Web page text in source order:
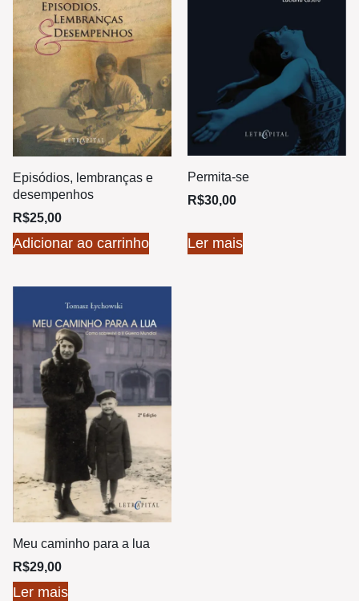
Episódios, lembranças e
desempenhos
R$25,00
Adicionar ao carrinho
Permita-se
R$30,00
Ler mais
Meu caminho para a lua
R$29,00
Ler mais